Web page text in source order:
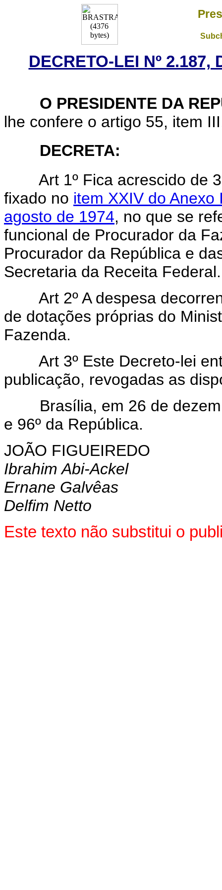
DECRETO-LEI Nº 2.187,
O PRESIDENTE DA
lhe confere o artigo 55, item
DECRETA:
Art 1º Fica acrescido de
fixado no item XXIV do
agosto de 1974, no que se
funcional de Procurador da
Procurador da República e
Secretaria da Receita Federal.
Art 2º A despesa
de dotações próprias do
Fazenda.
Art 3º Este Decreto-lei
publicação, revogadas as
Brasília, em 26 de
e 96º da República.
JOÃO FIGUEIREDO
Ibrahim Abi-Ackel
Ernane Galvêas
Delfim Netto
Este texto não substitui o